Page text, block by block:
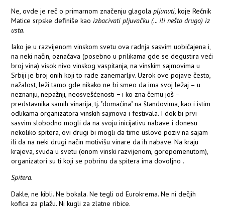
Ne, ovde je reč o primarnom značenju glagolapljunuti,koje Rečnik
Matice srpske definiše kaoizbacivati pljuvačku (... ili nešto drugo) iz
usta.
Iako je u razvijenom vinskom svetu ova radnja sasvim uobičajena i,
na neki način, označava (posebno u prilikama gde se degustira veći
broj vina) visok nivo vinskog vaspitanja, na vinskim sajmovima u
Srbiji je broj onih koji to rade zanemarljiv. Uzrok ove pojave često,
nažalost, leži tamo gde nikako ne bi smeo da ima svoj ležaj – u
neznanju, nepažnji, neosvešćenosti − i ko zna čemu još –
predstavnika samih vinarija, tj. "domaćina" na štandovima, kao i istim
odlikama organizatora vinskih sajmova i festivala. I dok bi prvi
sasvim slobodno mogli da na svoju inicijativu nabave i donesu
nekoliko spitera, ovi drugi bi mogli da time uslove poziv na sajam
ili da na neki drugi način motivišu vinare da ih nabave. Na kraju
krajeva, svuda u svetu (onom vinski razvijenom, gorepomenutom),
organizatori su ti koji se pobrinu da spitera ima dovoljno .
Spitera.
Dakle, ne kibli. Ne bokala. Ne tegli od Eurokrema. Ne ni dečjih
kofica za plažu. Ni kugli za zlatne ribice.